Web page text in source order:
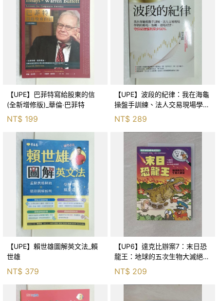
【UPE】巴菲特寫給股東的信
(全新增修版)_華倫‧巴菲特
NT$ 199
【UPE】波段的紀律：我在海龜
操盤手訓練、法人交易現場學到
的進場、加碼、退場紀律，守住
紀律獲利至少50％_雷老闆
NT$ 289
【UPE】賴世雄圖解英文法_賴
世雄
NT$ 379
【UP6】達克比辦案7：末日恐
龍王：地球的五次生物大滅絕_
胡妙芬
NT$ 209